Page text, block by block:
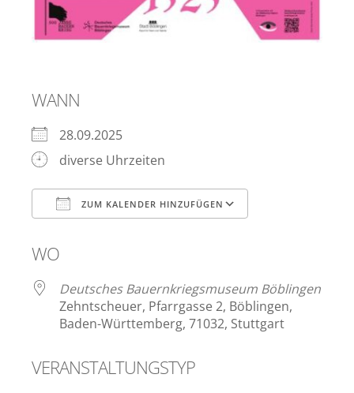
WANN
28.09.2025
diverse Uhrzeiten
ZUM KALENDER HINZUFÜGEN
WO
Deutsches Bauernkriegsmuseum Böblingen
Zehntscheuer, Pfarrgasse 2, Böblingen,
Baden-Württemberg, 71032, Stuttgart
VERANSTALTUNGSTYP